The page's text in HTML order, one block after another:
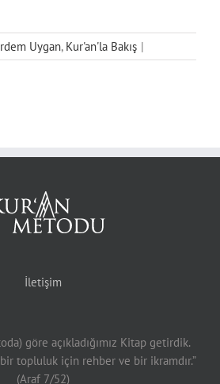
Uygan, Kur'an'la Bakış |
İletişim
göre açıkladığımız Kitap getirdik.
topluluk için rehber ve bir ikramdır.”
(Araf 7/52)